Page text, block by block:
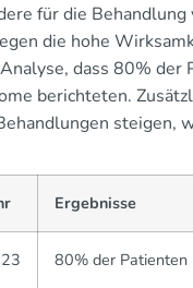
für die
die hohe
dass 80%
berichteten.
steigen,
Ergebnisse
80% der Patienten